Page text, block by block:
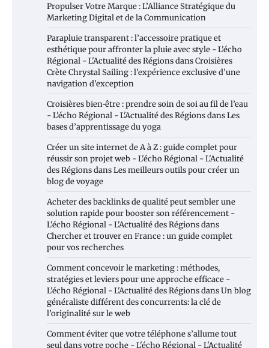
Propulser Votre Marque : L’Alliance Stratégique du
Marketing Digital et de la Communication
Parapluie transparent : l’accessoire pratique et
esthétique pour affronter la pluie avec style - L'écho
Régional - L'Actualité des RégionsdansCroisières
Crète Chrystal Sailing : l’expérience exclusive d’une
navigation d’exception
Croisières bien‑être : prendre soin de soi au fil de l’eau
- L'écho Régional - L'Actualité des RégionsdansLes
bases d’apprentissage du yoga
Créer un site internet de A à Z : guide complet pour
réussir son projet web - L'écho Régional - L'Actualité
des RégionsdansLes meilleurs outils pour créer un
blog de voyage
Acheter des backlinks de qualité peut sembler une
solution rapide pour booster son référencement -
L'écho Régional - L'Actualité des Régionsdans
Chercher et trouver en France : un guide complet
pour vos recherches
Comment concevoir le marketing : méthodes,
stratégies et leviers pour une approche efficace -
L'écho Régional - L'Actualité des RégionsdansUn blog
généraliste différent des concurrents: la clé de
l’originalité sur le web
Comment éviter que votre téléphone s’allume tout
seul dans votre poche - L'écho Régional - L'Actualité